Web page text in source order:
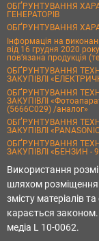
ОБҐРУНТУВАННЯ
ГЕНЕРАТОРІВ
ОБҐРУНТУВАННЯ
Інформація на
від 16 грудня 2020
пов’язана продукція
ОБҐРУНТУВАННЯ
ЗАКУПІВЛІ
ОБҐРУНТУВАННЯ
ЗАКУПІВЛІ
(5666C029) /аналог»
ОБҐРУНТУВАННЯ
ЗАКУПІВЛІ
ОБҐРУНТУВАННЯ
ЗАКУПІВЛІ «БЕНЗИН -
Використання
шляхом розміщення
змісту матеріалів
карається законом.
медіа L 10-0062.